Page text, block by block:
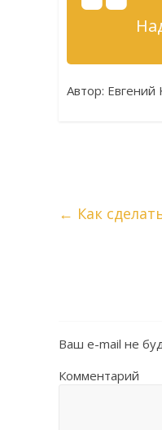
Автор: Евгений
← Как
Ваш e-mail не
Комментарий